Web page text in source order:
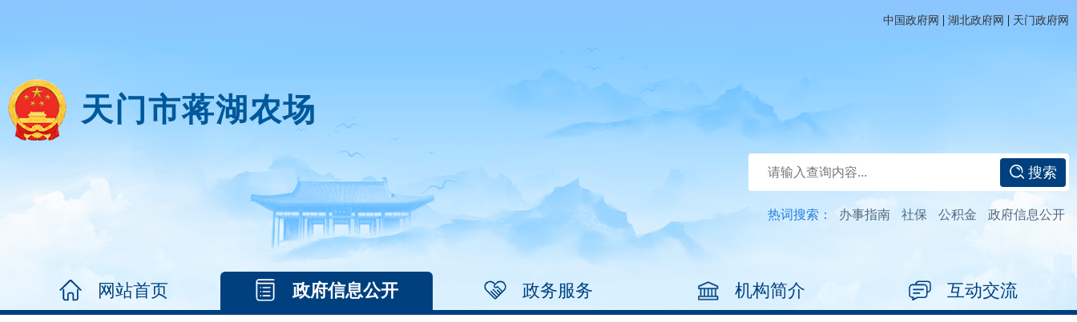
中国政府网 | 湖北政府网 | 天门政府网
天门市蒋湖农场
搜索
热词搜索： 办事指南 社保 公积金 政府信息公开
网站首页 政府信息公开 政务服务 机构简介 互动交流